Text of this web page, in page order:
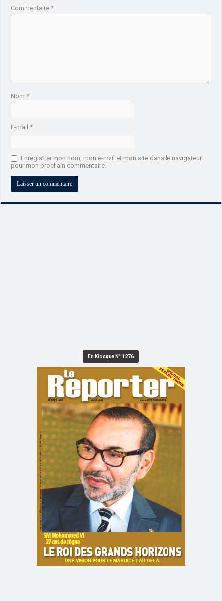
Commentaire*
Nom*
E-mail*
Enregistrer mon nom, mon e-mail et mon site dans le navigateur
pour mon prochain commentaire.
En Kiosque N° 1276